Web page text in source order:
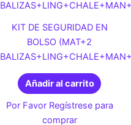
KIT DE SEGURIDAD EN
BOLSO (MAT+2
Añadir al carrito
Por Favor Regístrese para
comprar